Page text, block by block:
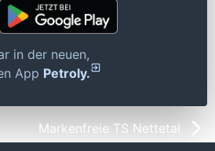
in der neuen,
App Petroly.
Markenfreie TS Nettetal